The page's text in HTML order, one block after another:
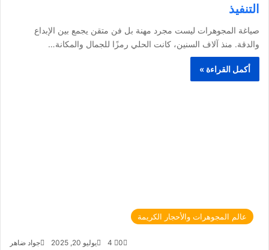
التنفيذ
صياغة المجوهرات ليست مجرد مهنة بل فن متقن يجمع بين الإبداع
والدقة. منذ آلاف السنين، كانت الحلي رمزًا للجمال والمكانة…
أكمل القراءة »
عالم المجوهرات والأحجار الكريمة
جواد ضاهر يوليو 20, 2025 0